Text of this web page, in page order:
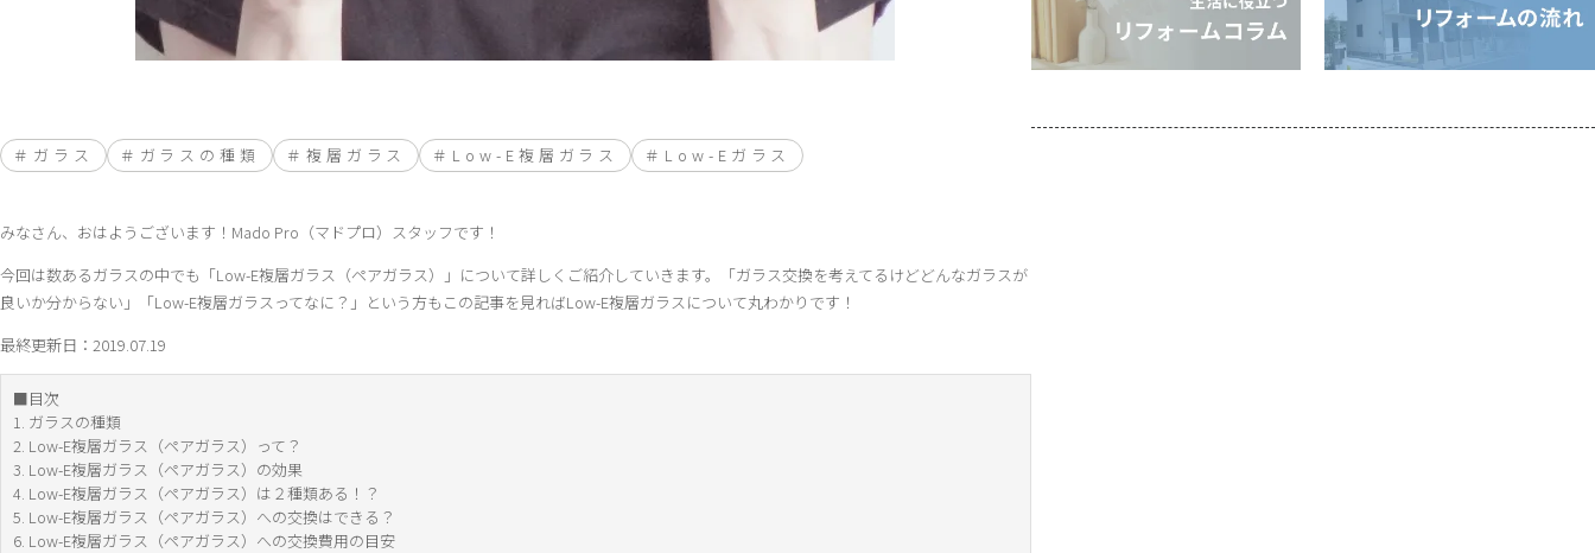
ガラス ガラスの種類 複層ガラス Low-E複層ガラス Low-Eガラス
みなさん、おはようございます！Mado Pro（マドプロ）スタッフです！
今回は数あるガラスの中でも「Low-E複層ガラス（ペアガラス）」について詳しくご紹介していきます。「ガラス交換を考えてるけどどんなガラスが
良いか分からない」「Low-E複層ガラスってなに？」という方もこの記事を見ればLow-E複層ガラスについて丸わかりです！
最終更新日：2019.07.19
■目次
1. ガラスの種類
2. Low-E複層ガラス（ペアガラス）って？
3. Low-E複層ガラス（ペアガラス）の効果
4. Low-E複層ガラス（ペアガラス）は２種類ある！？
5. Low-E複層ガラス（ペアガラス）への交換はできる？
6. Low-E複層ガラス（ペアガラス）への交換費用の目安